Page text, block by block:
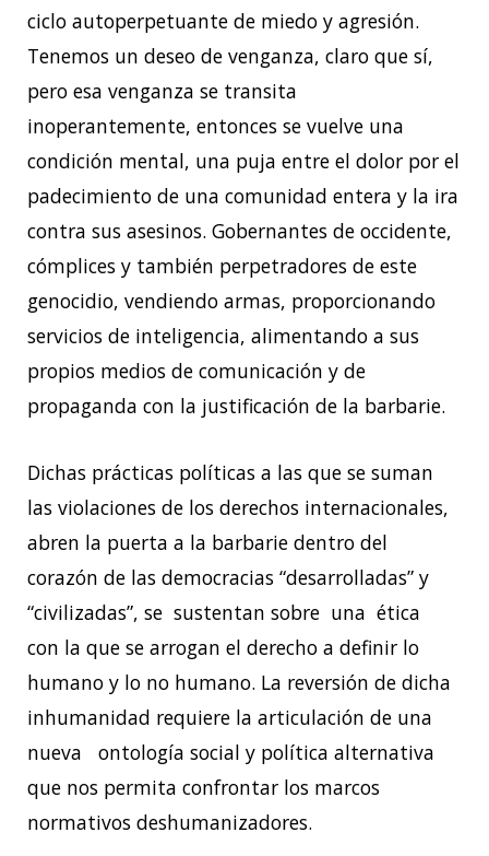
ciclo autoperpetuante de miedo y agresión.
Tenemos un deseo de venganza, claro que sí,
pero esa venganza se transita
inoperantemente, entonces se vuelve una
condición mental, una puja entre el dolor por el
padecimiento de una comunidad entera y la ira
contra sus asesinos. Gobernantes de occidente,
cómplices y también perpetradores de este
genocidio, vendiendo armas, proporcionando
servicios de inteligencia, alimentando a sus
propios medios de comunicación y de
propaganda con la justificación de la barbarie.
Dichas prácticas políticas a las que se suman
las violaciones de los derechos internacionales,
abren la puerta a la barbarie dentro del
corazón de las democracias “desarrolladas” y
“civilizadas”, se sustentan sobre una ética
con la que se arrogan el derecho a definir lo
humano y lo no humano. La reversión de dicha
inhumanidad requiere la articulación de una
nueva ontología social y política alternativa
que nos permita confrontar los marcos
normativos deshumanizadores.